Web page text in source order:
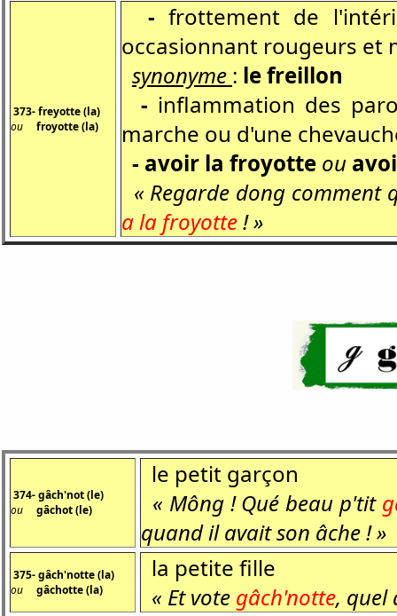
373- freyotte (la)
ou
froyotte (la)
- frottement de
occasionnant rougeurs et
synonyme : le freillon
- inflammation des
marche ou d'une
- avoir la froyotte ou
« Regarde dong comment
a la froyotte! »
374- gâch'not (le)
ou gâchot (le)
le petit garçon
« Mông ! Qué beau p'tit
quand il avait son âche ! »
375- gâch'notte (la)
ou gâchotte (la)
la petite fille
« Et vote gâch'notte, quel